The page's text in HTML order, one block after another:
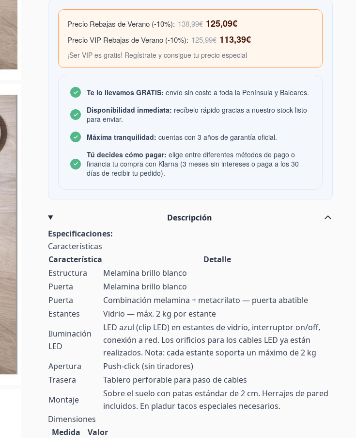
Precio Rebajas de Verano (-10%): 138,99€ 125,09€
Precio VIP Rebajas de Verano (-10%): 125,99€ 113,39€
¡Ser VIP es gratis! Regístrate y consigue tu precio especial
Te lo llevamos GRATIS: envío sin coste a toda la Península y Baleares.
Disponibilidad inmediata: recíbelo rápido gracias a nuestro stock listo
para enviar.
Máxima tranquilidad: cuentas con 3 años de garantía oficial.
Tú decides cómo pagar: elige entre diferentes métodos de pago o
financia tu compra con Klarna (3 meses sin intereses o paga a los 30
días de recibir tu pedido).
Descripción
Especificaciones:
Características
Característica
Detalle
Estructura
Melamina brillo blanco
Puerta
Melamina brillo blanco
Puerta
Combinación melamina + metacrilato — puerta abatible
Estantes
Vidrio — máx. 2 kg por estante
Iluminación
LED
LED azul (clip LED) en estantes de vidrio, interruptor on/off,
conexión a red. Los orificios para los cables LED ya están
realizados. Nota: cada estante soporta un máximo de 2 kg
Apertura
Push-click (sin tiradores)
Trasera
Tablero perforable para paso de cables
Montaje
Sobre el suelo con patas estándar de 2 cm. Herrajes de pared
incluidos. En pladur tacos especiales necesarios.
Dimensiones
Medida
Valor